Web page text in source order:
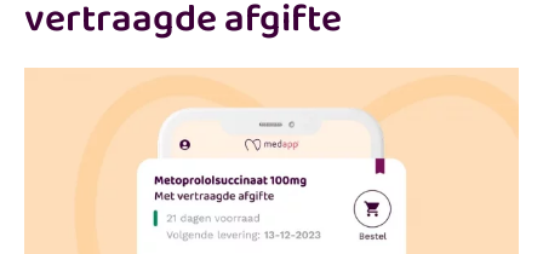
vertraagde afgifte